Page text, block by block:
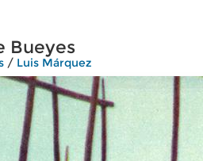
Bueyes
/ Luis Márquez